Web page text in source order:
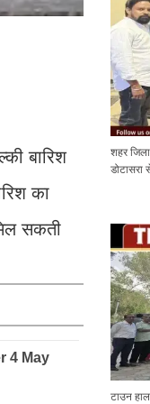
बारिश
का
सकती
शहर
डोटासरा
टाउन